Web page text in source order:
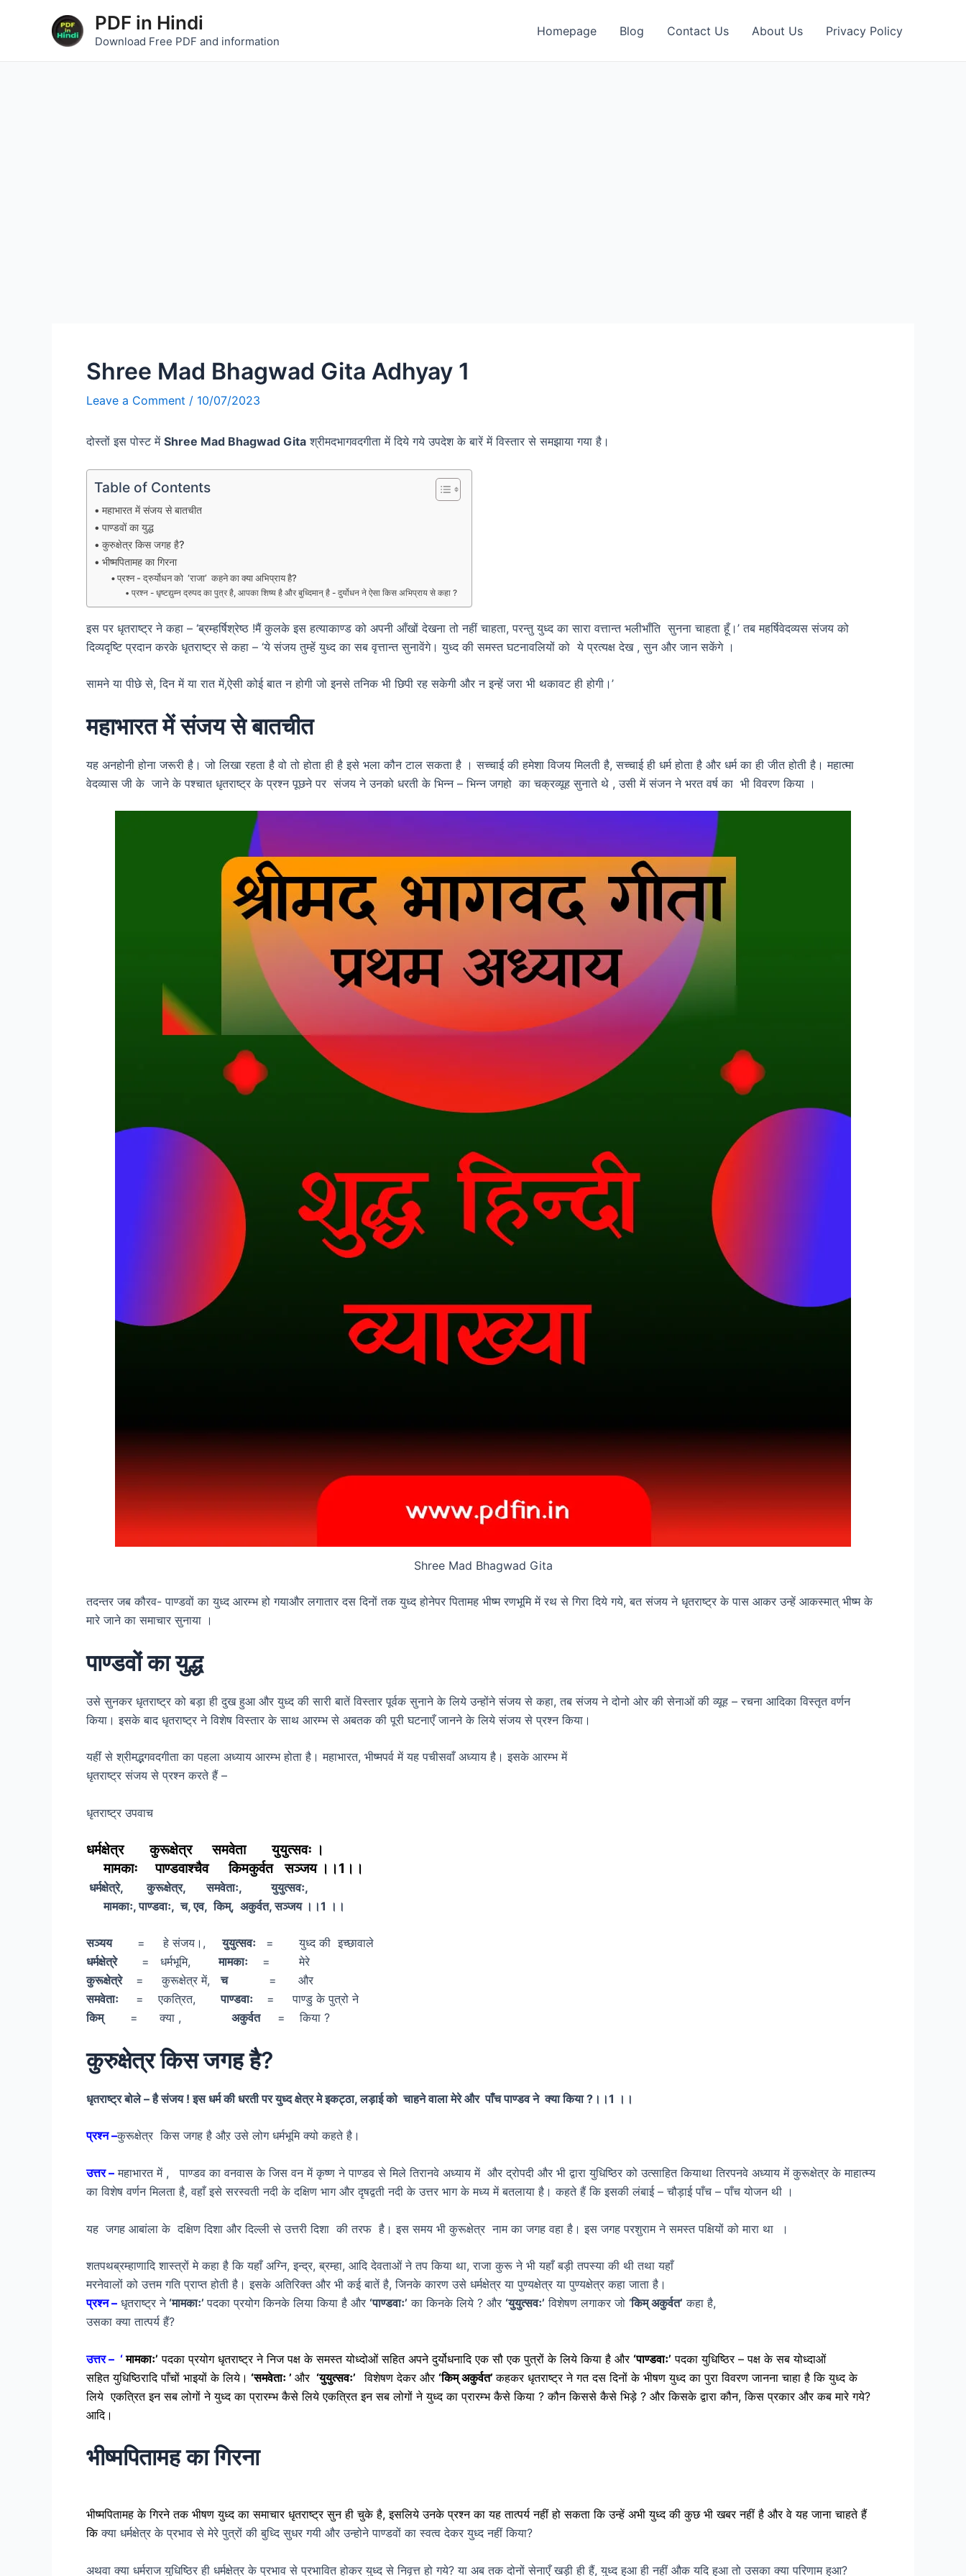
PDF in Hindi
Download Free PDF and information
Homepage Blog Contact Us About Us Privacy Policy
Shree Mad Bhagwad Gita Adhyay 1
Leave a Comment / 10/07/2023
दोस्तों इस पोस्ट में Shree Mad Bhagwad Gita श्रीमदभागवदगीता में दिये गये उपदेश के बारें में विस्तार से समझाया गया है।
Table of Contents
महाभारत में संजय से बातचीत
पाण्डवों का युद्ध
कुरुक्षेत्र किस जगह है?
भीष्मपितामह का गिरना
प्रश्न - द्रुर्योधन को ‘राजा’ कहने का क्या अभिप्राय है?
प्रश्न - धृष्टद्युम्न द्रुपद का पुत्र है, आपका शिष्य है और बुध्दिमान् है - दुर्योधन ने ऐसा किस अभिप्राय से कहा ?
इस पर धृतराष्ट्र ने कहा – ‘ब्रम्हर्षिश्रेष्ठ !मैं कुलके इस हत्याकाण्ड को अपनी आँखों देखना तो नहीं चाहता, परन्तु युध्द का सारा वत्तान्त भलीभाँति सुनना चाहता हूँ।’ तब महर्षिवेदव्यस संजय को
दिव्यदृष्टि प्रदान करके धृतराष्ट्र से कहा – ‘ये संजय तुम्हें युध्द का सब वृत्तान्त सुनावेंगे। युध्द की समस्त घटनावलियों को ये प्रत्यक्ष देख , सुन और जान सकेंगे ।
सामने या पीछे से, दिन में या रात में,ऐसी कोई बात न होगी जो इनसे तनिक भी छिपी रह सकेगी और न इन्हें जरा भी थकावट ही होगी।’
महाभारत में संजय से बातचीत
यह अनहोनी होना जरूरी है। जो लिखा रहता है वो तो होता ही है इसे भला कौन टाल सकता है । सच्चाई की हमेशा विजय मिलती है, सच्चाई ही धर्म होता है और धर्म का ही जीत होती है। महात्मा
वेदव्यास जी के जाने के पश्चात धृतराष्ट्र के प्रश्न पूछने पर संजय ने उनको धरती के भिन्न – भिन्न जगहो का चक्रव्यूह सुनाते थे , उसी में संजन ने भरत वर्ष का भी विवरण किया ।
Shree Mad Bhagwad Gita
तदन्तर जब कौरव- पाण्डवों का युध्द आरम्भ हो गयाऔर लगातार दस दिनों तक युध्द होनेपर पितामह भीष्म रणभूमि में रथ से गिरा दिये गये, बत संजय ने धृतराष्ट्र के पास आकर उन्हें आकस्मात् भीष्म के
मारे जाने का समाचार सुनाया ।
पाण्डवों का युद्ध
उसे सुनकर धृतराष्ट्र को बड़ा ही दुख हुआ और युध्द की सारी बातें विस्तार पूर्वक सुनाने के लिये उन्होंने संंजय से कहा, तब संजय ने दोनो ओर की सेनाओं की व्यूह – रचना आदिका विस्तृत वर्णन
किया। इसके बाद धृतराष्ट्र ने विशेष विस्तार के साथ आरम्भ से अबतक की पूरी घटनाएँ जानने के लिये संजय से प्रश्न किया।
यहींं से श्रीमद्भगवदगीता का पहला अध्याय आरम्भ होता है। महाभारत, भीष्मपर्व में यह पचीसवाँ अध्याय है। इसके आरम्भ में
धृतराष्ट्र संजय से प्रश्न करते हैं –
धृतराष्ट्र उपवाच
धर्मक्षेत्र कुरूक्षेत्र समवेता युयुत्सवः ।
मामकाः पाण्डवाश्चैव किमकुर्वत सञ्जय ।।1।।
धर्मक्षेत्रे, कुरूक्षेत्र, समवेताः, युयुत्सवः,
मामकाः, पाण्डवाः, च, एव, किम्, अकुर्वत, सञ्जय ।।1 ।।
सञ्यय= हे संजय।, युयुत्सवः
= युध्द की इच्छावाले
धर्मक्षेत्रे
= धर्मभूमि, मामकाः = मेरे
कुरूक्षेत्रे
= कुरूक्षेत्र में,च
= और
समवेताः
= एकत्रित,पाण्डवाः
= पाण्डु के पुत्रो ने
किम्
= क्या , अकुर्वत = किया ?
कुरुक्षेत्र किस जगह है?
धृतराष्ट्र बोले – है संजय ! इस धर्म की धरती पर युध्द क्षेत्र मे इकट्ठा, लड़ाई को चाहने वाला मेरे और पाँच पाण्डव ने क्या किया ?।।1 ।।
प्रश्न –कुरूक्षेत्र किस जगह है औऱ उसे लोग धर्मभूमि क्यो कहते है।
उत्तर – महाभारत में , पाण्डव का वनवास के जिस वन में कृष्ण ने पाण्डव से मिले तिरानवे अध्याय में और द्रोपदी और भी द्वारा युधिष्ठिर को उत्साहित कियाथा तिरपनवे अध्याय में कुरूक्षेत्र के माहात्म्य
का विशेष वर्णन मिलता है, वहाँ इसे सरस्वती नदी के दक्षिण भाग और दृषद्वती नदी के उत्तर भाग के मध्य में बतलाया है। कहते हैं कि इसकी लंबाई – चौड़ाई पाँच – पाँच योजन थी ।
यह जगह आबांला के दक्षिण दिशा और दिल्ली से उत्तरी दिशा की तरफ है। इस समय भी कुरूक्षेत्र नाम का जगह वहा है। इस जगह परशुराम ने समस्त पक्षियों को मारा था ।
शतपथब्रम्हाणादि शास्त्रों मे कहा है कि यहाँ अग्नि, इन्द्र, ब्रम्हा, आदि देवताओं ने तप किया था, राजा कुरू ने भी यहाँ बड़ी तपस्या की थी तथा यहाँ
मरनेवालों को उत्तम गति प्राप्त होती है। इसके अतिरिक्त और भी कई बातें है, जिनके कारण उसे धर्मक्षेत्र या पुण्यक्षेत्र या पुण्यक्षेत्र कहा जाता है।
प्रश्न – धृतराष्ट्र ने‘मामकाः’पदका प्रयोग किनके लिया किया है और ‘पाण्डवाः’ का किनके लिये ? और ‘युयुत्सवः’ विशेषण लगाकर जो ‘किम् अकुर्वत’ कहा है,
उसका क्या तात्पर्य हैं?
उत्तर – ‘मामकाः’ पदका प्रयोग धृतराष्ट्र ने निज पक्ष के समस्त योध्दोओं सहित अपने दुर्योधनादि एक सौ एक पुत्रों के लिये किया है और ‘पाण्डवाः’ पदका युधिष्ठिर – पक्ष के सब योध्दाओं
सहित युधिष्ठिरादि पाँचों भाइयों के लिये। ‘समवेताः ’ और ‘युयुत्सवः’विशेषण देकर और ‘किम् अकुर्वत’कहकर धृतराष्ट्र ने गत दस दिनों के भीषण युध्द का पुरा विवरण जानना चाहा है कि युध्द के
लिये एकत्रित इन सब लोगों ने युध्द का प्रारम्भ कैसे लिये एकत्रित इन सब लोगों ने युध्द का प्रारम्भ कैसे किया ? कौन किससे कैसे भिड़े ? और किसके द्वारा कौन, किस प्रकार और कब मारे गये?
आदि।
भीष्मपितामह का गिरना
भीष्मपितामह के गिरने तक भीषण युध्द का समाचार धृतराष्ट्र सुन ही चुके है, इसलिये उनके प्रश्न का यह तात्पर्य नहीं हो सकता कि उन्हें अभी युध्द की कुछ भी खबर नहीं है और वे यह जाना चाहते हैं
किक्या धर्मक्षेत्र के प्रभाव से मेरे पुत्रों की बुध्दि सुधर गयी और उन्होने पाण्डवों का स्वत्व देकर युध्द नहीं किया?
अथवा क्या धर्मराज युधिष्ठिर ही धर्मक्षेत्र के प्रभाव से प्रभावित होकर युध्द से निवृत्त हो गये? या अब तक दोनों सेनाएँ खड़ी ही हैं, युध्द हुआ ही नहीं औक यदि हुआ तो उसका क्या परिणाम हुआ?
navigation